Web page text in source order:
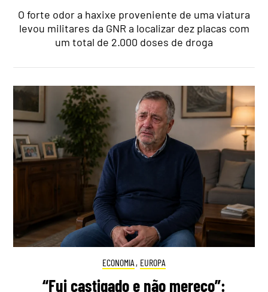
O forte odor a haxixe proveniente de uma viatura
levou militares da GNR a localizar dez placas com
um total de 2.000 doses de droga
ECONOMIA , EUROPA
“Fui castigado e não mereço”: